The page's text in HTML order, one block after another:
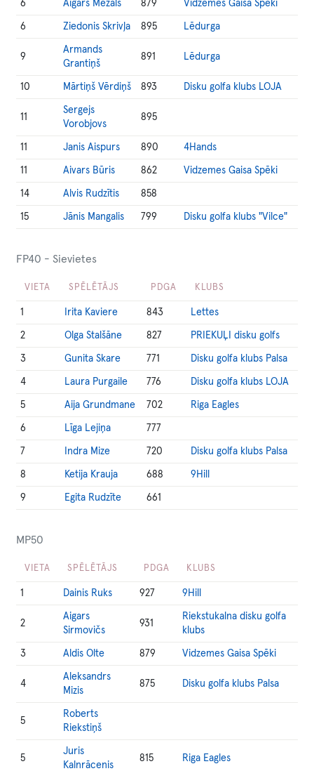
6 Aigars Mežals 879 Vidzemes Gaisa Spēki
6 Ziedonis Skrivļa 895 Lēdurga
9
Armands
Grantiņš
891 Lēdurga
10 Mārtiņš Vērdiņš 893 Disku golfa klubs LOJA
11
Sergejs
Vorobjovs
895
11 Janis Aispurs 890 4Hands
11 Aivars Būris 862 Vidzemes Gaisa Spēki
14 Alvis Rudzītis 858
15 Jānis Mangalis 799 Disku golfa klubs "Vilce"
FP40 - Sievietes
VIETA SPĒLĒTĀJS PDGA KLUBS
1 Irita Kaviere 843 Lettes
2 Olga Stalšāne 827 PRIEKUĻI disku golfs
3 Gunita Skare 771 Disku golfa klubs Palsa
4 Laura Purgaile 776 Disku golfa klubs LOJA
5 Aija Grundmane 702 Riga Eagles
6 Līga Lejiņa 777
7 Indra Mize 720 Disku golfa klubs Palsa
8 Ketija Krauja 688 9Hill
9 Egita Rudzīte 661
MP50
VIETA SPĒLĒTĀJS PDGA KLUBS
1 Dainis Ruks 927 9Hill
2
Aigars
Sirmovičs
931
Riekstukalna disku golfa
klubs
3 Aldis Olte 879 Vidzemes Gaisa Spēki
4
Aleksandrs
Mizis
875 Disku golfa klubs Palsa
5
Roberts
Riekstiņš
5
Juris
Kalnrācenis
815 Riga Eagles